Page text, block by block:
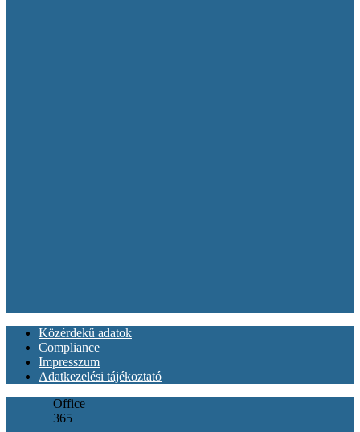
Közérdekű adatok
Compliance
Impresszum
Adatkezelési tájékoztató
Office
365